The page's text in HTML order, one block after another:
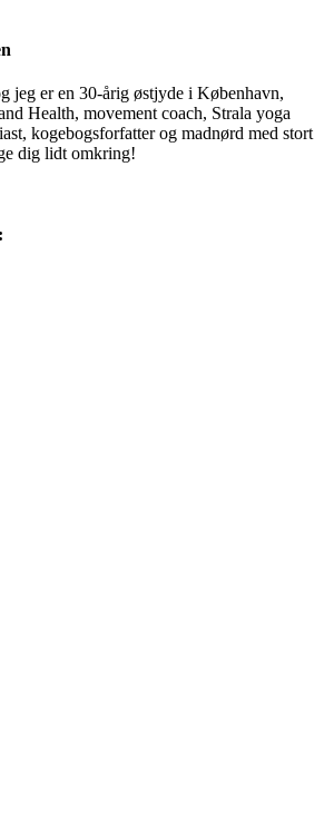
jeg er en 30-årig østjyde i København,
Health, movement coach, Strala yoga
kogebogsforfatter og madnørd med stort
dig lidt omkring!